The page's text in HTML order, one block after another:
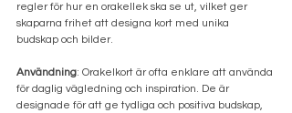
regler för hur en orakellek ska se ut, vilket ger
skaparna frihet att designa kort med unika
budskap och bilder.
Användning: Orakelkort är ofta enklare att använda
för daglig vägledning och inspiration. De är
designade för att ge tydliga och positiva budskap,